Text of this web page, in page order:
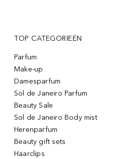
TOP CATEGORIEËN
Parfum
Make-up
Damesparfum
Sol de Janeiro Parfum
Beauty Sale
Sol de Janeiro Body mist
Herenparfum
Beauty gift sets
Haarclips